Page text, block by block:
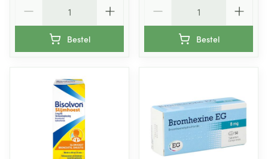
Bestel Bestel